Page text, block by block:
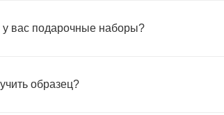
у вас подарочные наборы?
образец?